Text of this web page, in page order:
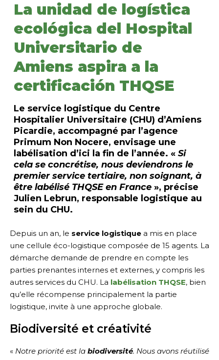
La unidad de logística
ecológica del Hospital
Universitario de
Amiens aspira a la
certificación THQSE
Le service logistique du Centre
Hospitalier Universitaire (CHU) d’Amiens
Picardie, accompagné par l’agence
Primum Non Nocere, envisage une
labélisation d’ici la fin de l’année. « Si
cela se concrétise, nous deviendrons le
premier service tertiaire, non soignant, à
être labélisé THQSE en France », précise
Julien Lebrun, responsable logistique au
sein du CHU.
Depuis un an, le service logistique a mis en place
une cellule éco-logistique composée de 15 agents. La
démarche demande de prendre en compte les
parties prenantes internes et externes, y compris les
autres services du CHU. La labélisation THQSE, bien
qu’elle récompense principalement la partie
logistique, invite à une approche globale.
Biodiversité et créativité
« Notre priorité est la biodiversité. Nous avons réutilisé